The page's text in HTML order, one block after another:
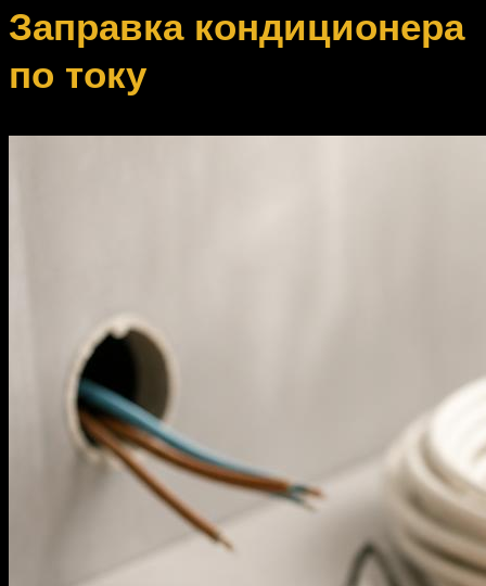
Заправка кондиционера
по току